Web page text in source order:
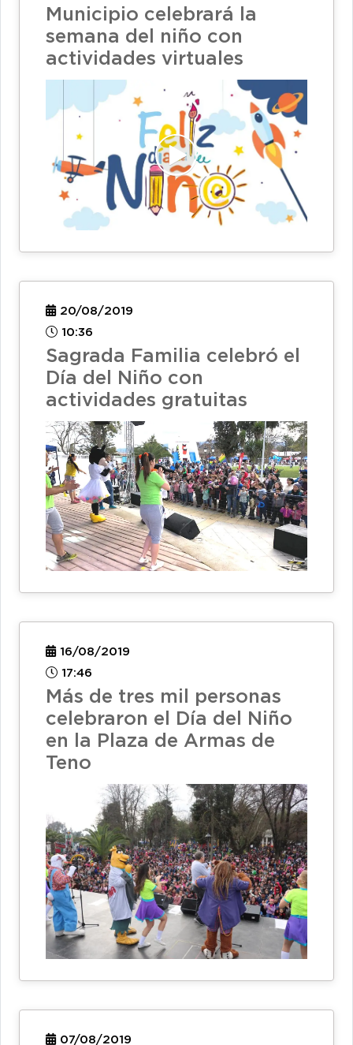
Municipio celebrará la
semana del niño con
actividades virtuales
20/08/2019
10:36
Sagrada Familia celebró el
Día del Niño con
actividades gratuitas
16/08/2019
17:46
Más de tres mil personas
celebraron el Día del Niño
en la Plaza de Armas de
Teno
07/08/2019